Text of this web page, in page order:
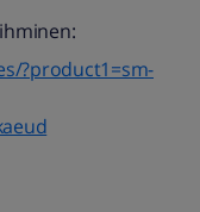
?product1=sm-